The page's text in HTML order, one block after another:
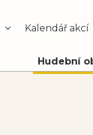
Kalendář akcí
Hudební